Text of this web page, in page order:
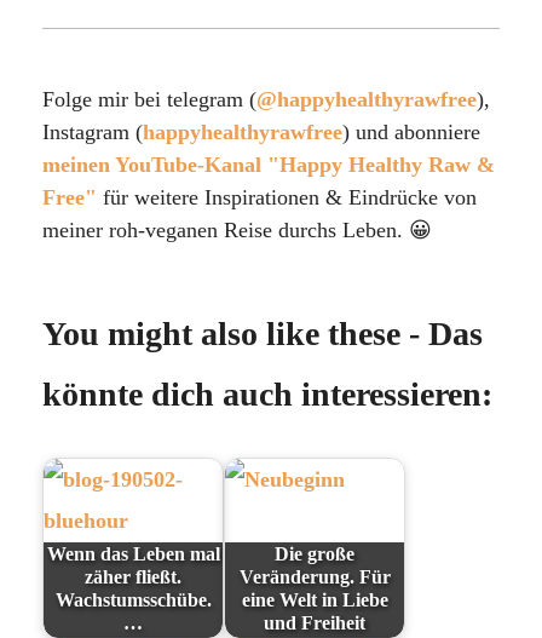
Folge mir bei telegram (@happyhealthyrawfree),
Instagram (happyhealthyrawfree) und abonniere
meinen YouTube-Kanal "Happy Healthy Raw &
Free" für weitere Inspirationen & Eindrücke von
meiner roh-veganen Reise durchs Leben. 😀
You might also like these - Das
könnte dich auch interessieren:
Wenn das Leben mal
zäher fließt.
Wachstumsschübe.
…
Die große
Veränderung. Für
eine Welt in Liebe
und Freiheit